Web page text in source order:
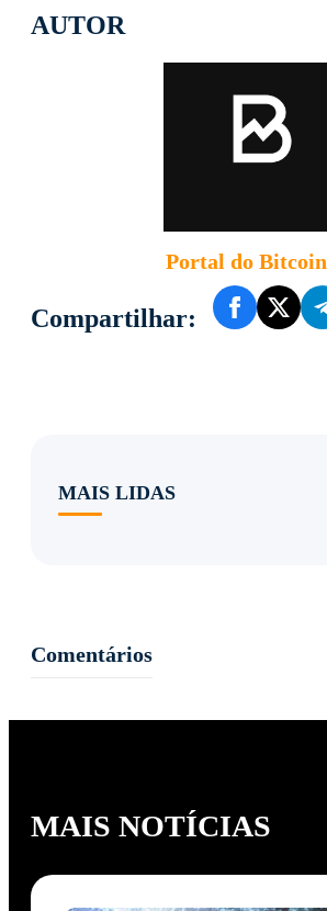
AUTOR
Portal do Bitcoin
Compartilhar:
MAIS LIDAS
Comentários
MAIS NOTÍCIAS